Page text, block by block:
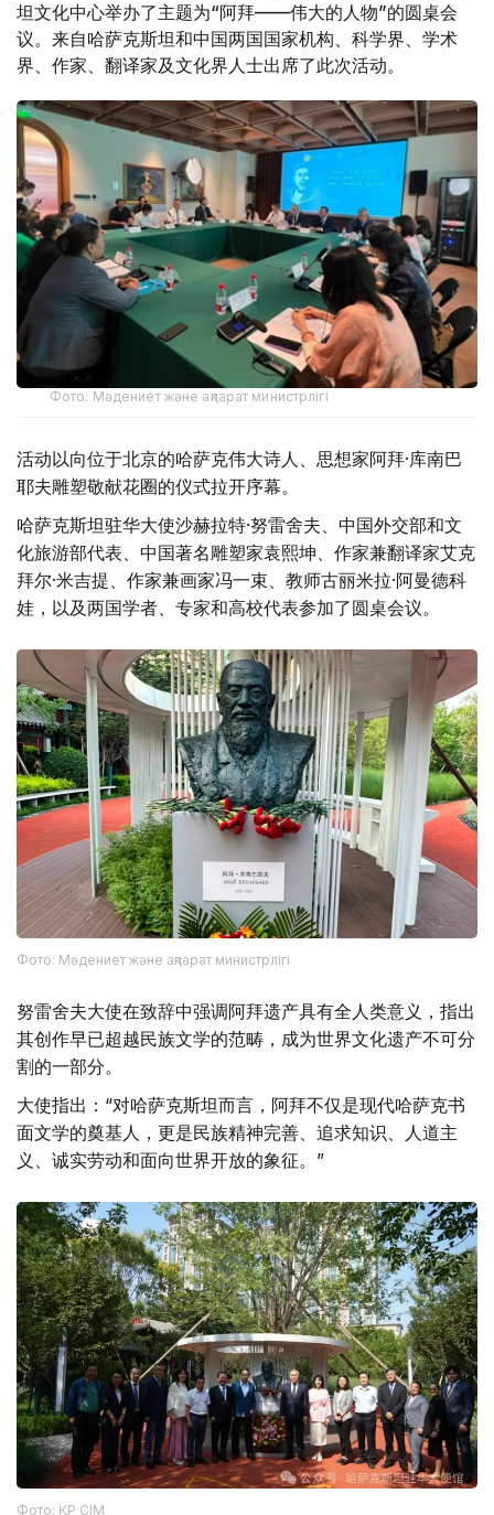
坦文化中心举办了主题为“阿拜——伟大的人物”的圆桌会
议。来自哈萨克斯坦和中国两国国家机构、科学界、学术
界、作家、翻译家及文化界人士出席了此次活动。
Фото: Мәдениет және ақпарат министрлігі
活动以向位于北京的哈萨克伟大诗人、思想家阿拜·库南巴
耶夫雕塑敬献花圈的仪式拉开序幕。
哈萨克斯坦驻华大使沙赫拉特·努雷舍夫、中国外交部和文
化旅游部代表、中国著名雕塑家袁熙坤、作家兼翻译家艾克
拜尔·米吉提、作家兼画家冯一束、教师古丽米拉·阿曼德科
娃，以及两国学者、专家和高校代表参加了圆桌会议。
Фото: Мәдениет және ақпарат министрлігі
努雷舍夫大使在致辞中强调阿拜遗产具有全人类意义，指出
其创作早已超越民族文学的范畴，成为世界文化遗产不可分
割的一部分。
大使指出：“对哈萨克斯坦而言，阿拜不仅是现代哈萨克书
面文学的奠基人，更是民族精神完善、追求知识、人道主
义、诚实劳动和面向世界开放的象征。”
Фото: ҚР СІМ